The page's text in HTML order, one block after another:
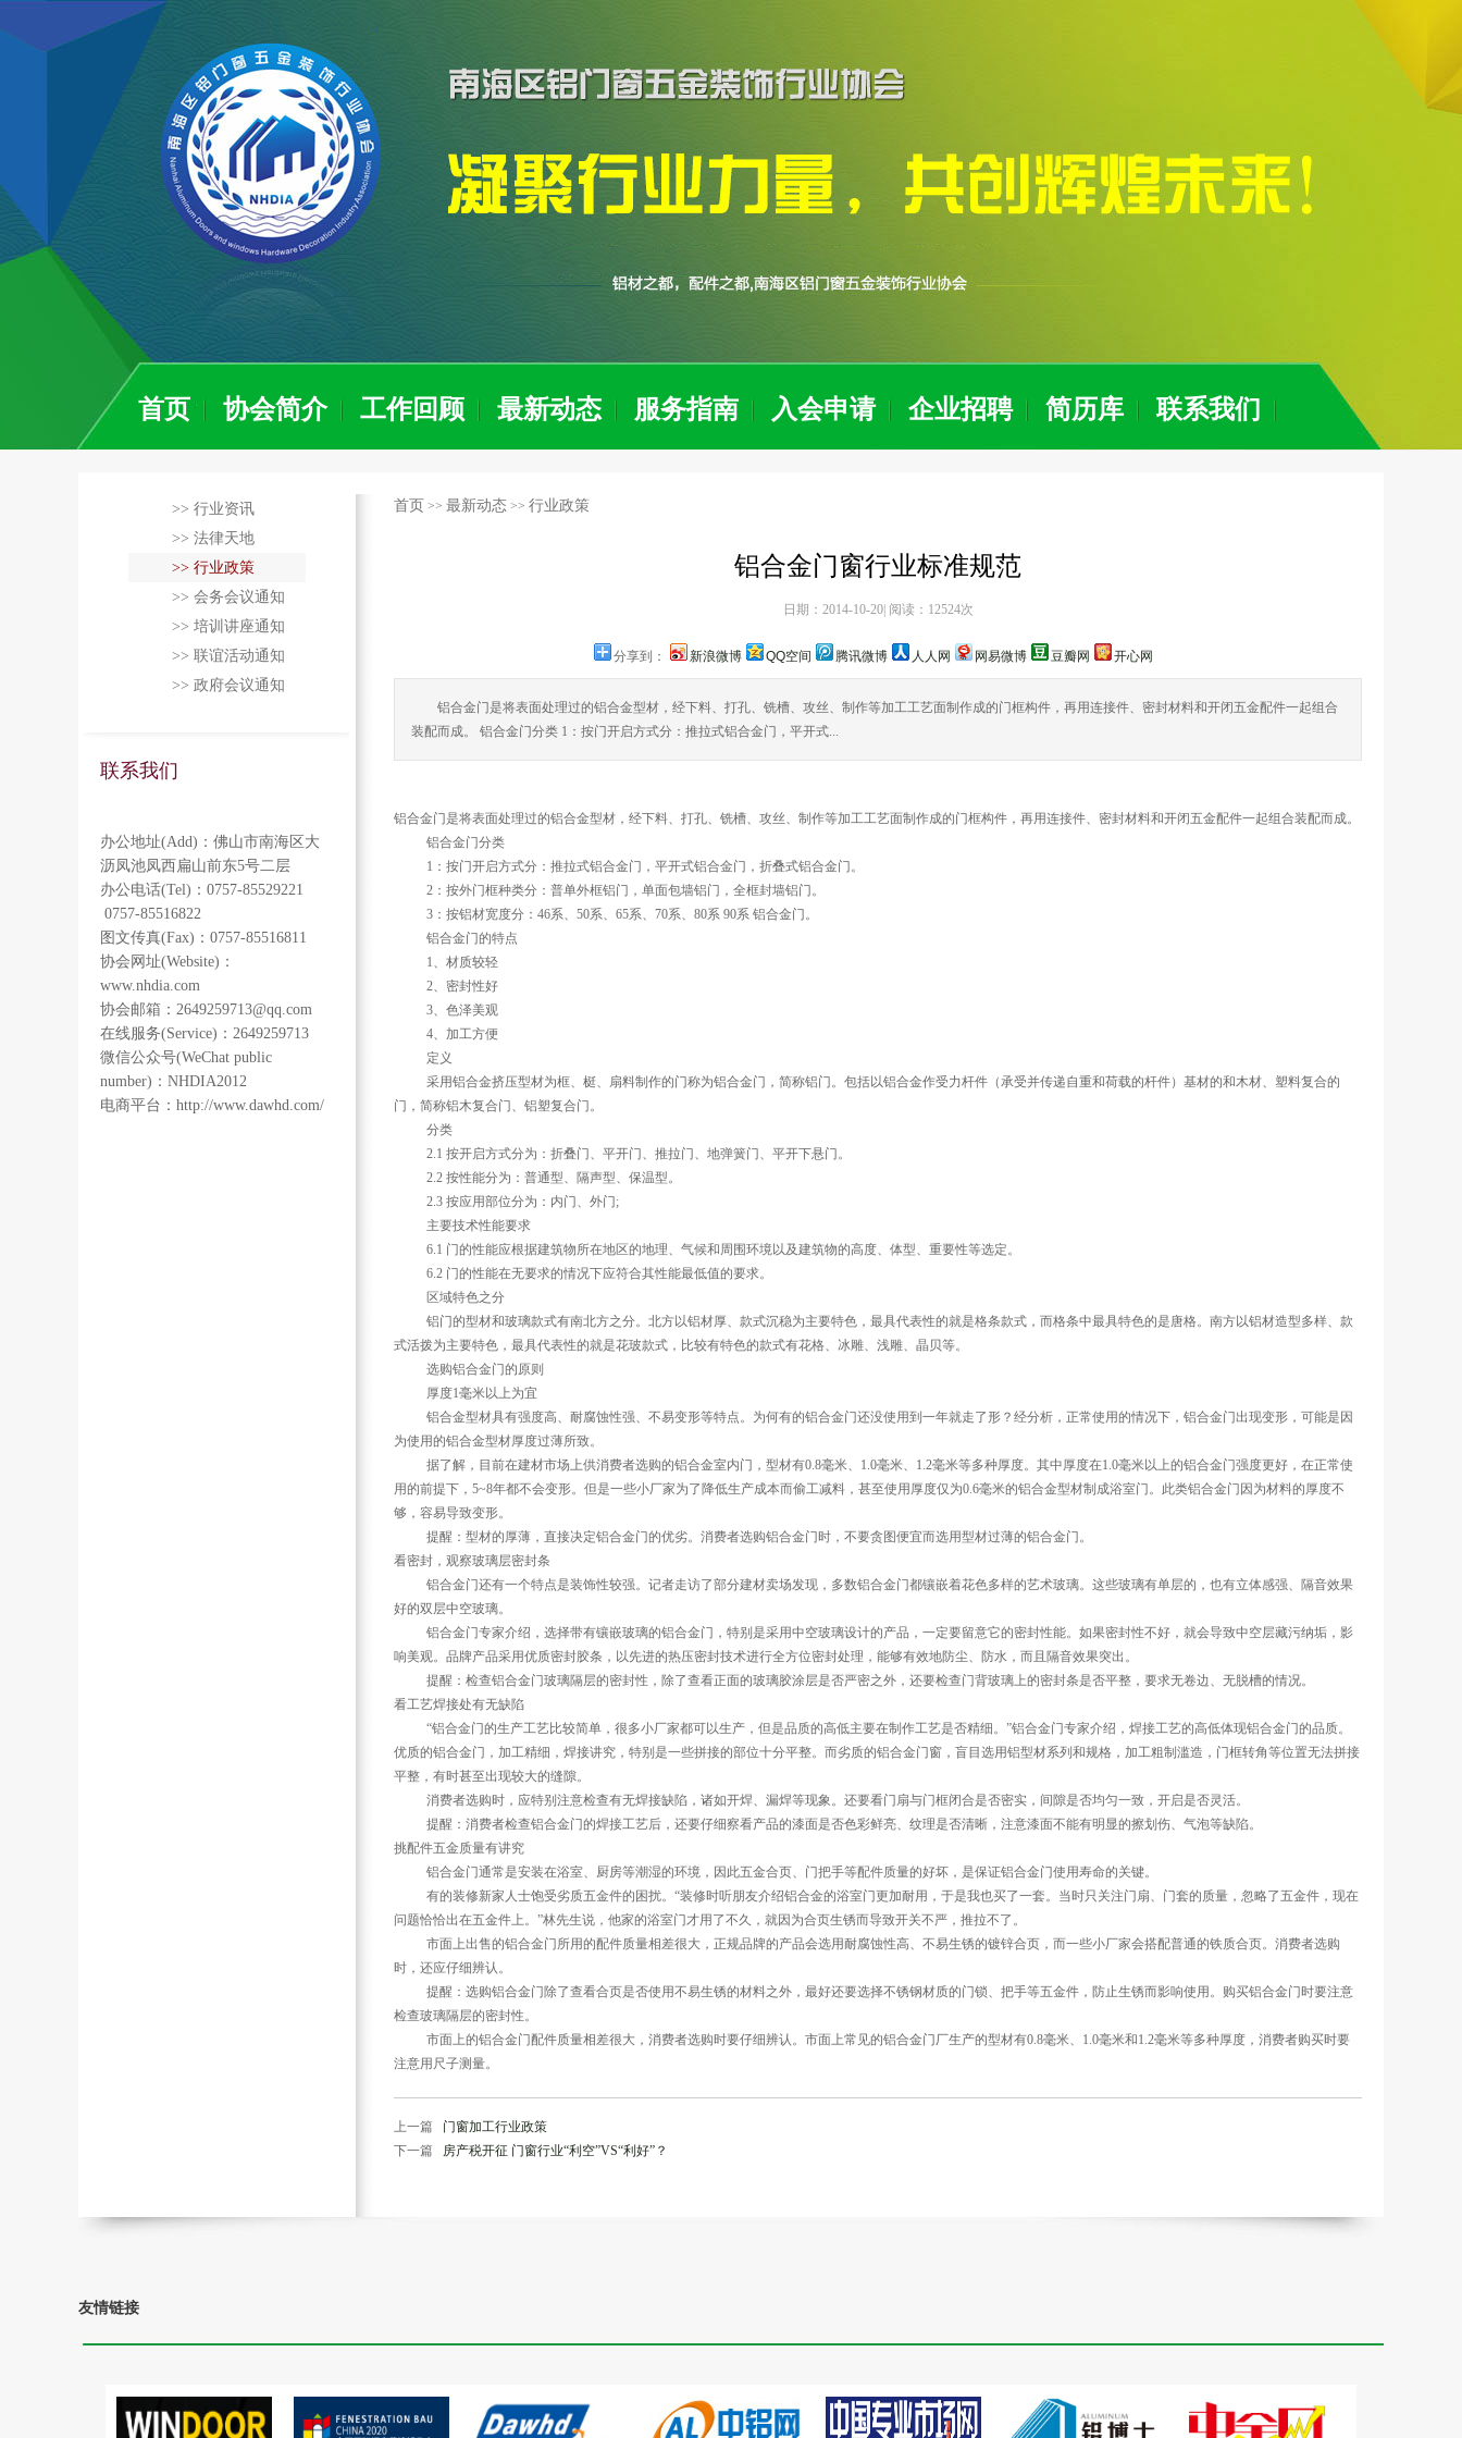
首页 协会简介 工作回顾 最新动态 服务指南 入会申请 企业招聘 简历库 联系我们
>> 行业资讯
>> 法律天地
>> 行业政策
>> 会务会议通知
>> 培训讲座通知
>> 联谊活动通知
>> 政府会议通知
联系我们
办公地址(Add)：佛山市南海区大
沥凤池凤西扁山前东5号二层
办公电话(Tel)：0757-85529221
0757-85516822
图文传真(Fax)：0757-85516811
协会网址(Website)：
www.nhdia.com
协会邮箱：2649259713@qq.com
在线服务(Service)：2649259713
微信公众号(WeChat public
number)：NHDIA2012
电商平台：http://www.dawhd.com/
首页 >> 最新动态 >> 行业政策
铝合金门窗行业标准规范
日期：2014-10-20| 阅读：12524次
分享到： 新浪微博 QQ空间 腾讯微博 人人网 网易微博 豆瓣网 开心网
铝合金门是将表面处理过的铝合金型材，经下料、打孔、铣槽、攻丝、制作等加工工艺面制作成的门框构件，再用连接件、密封材料和开闭五金配件一起组合
装配而成。 铝合金门分类 1：按门开启方式分：推拉式铝合金门，平开式...
铝合金门是将表面处理过的铝合金型材，经下料、打孔、铣槽、攻丝、制作等加工工艺面制作成的门框构件，再用连接件、密封材料和开闭五金配件一起组合装配而成。
铝合金门分类
1：按门开启方式分：推拉式铝合金门，平开式铝合金门，折叠式铝合金门。
2：按外门框种类分：普单外框铝门，单面包墙铝门，全框封墙铝门。
3：按铝材宽度分：46系、50系、65系、70系、80系 90系 铝合金门。
铝合金门的特点
1、材质较轻
2、密封性好
3、色泽美观
4、加工方便
定义
采用铝合金挤压型材为框、梃、扇料制作的门称为铝合金门，简称铝门。包括以铝合金作受力杆件（承受并传递自重和荷载的杆件）基材的和木材、塑料复合的
门，简称铝木复合门、铝塑复合门。
分类
2.1 按开启方式分为：折叠门、平开门、推拉门、地弹簧门、平开下悬门。
2.2 按性能分为：普通型、隔声型、保温型。
2.3 按应用部位分为：内门、外门;
主要技术性能要求
6.1 门的性能应根据建筑物所在地区的地理、气候和周围环境以及建筑物的高度、体型、重要性等选定。
6.2 门的性能在无要求的情况下应符合其性能最低值的要求。
区域特色之分
铝门的型材和玻璃款式有南北方之分。北方以铝材厚、款式沉稳为主要特色，最具代表性的就是格条款式，而格条中最具特色的是唐格。南方以铝材造型多样、款
式活拨为主要特色，最具代表性的就是花玻款式，比较有特色的款式有花格、冰雕、浅雕、晶贝等。
选购铝合金门的原则
厚度1毫米以上为宜
铝合金型材具有强度高、耐腐蚀性强、不易变形等特点。为何有的铝合金门还没使用到一年就走了形？经分析，正常使用的情况下，铝合金门出现变形，可能是因
为使用的铝合金型材厚度过薄所致。
据了解，目前在建材市场上供消费者选购的铝合金室内门，型材有0.8毫米、1.0毫米、1.2毫米等多种厚度。其中厚度在1.0毫米以上的铝合金门强度更好，在正常使
用的前提下，5~8年都不会变形。但是一些小厂家为了降低生产成本而偷工减料，甚至使用厚度仅为0.6毫米的铝合金型材制成浴室门。此类铝合金门因为材料的厚度不
够，容易导致变形。
提醒：型材的厚薄，直接决定铝合金门的优劣。消费者选购铝合金门时，不要贪图便宜而选用型材过薄的铝合金门。
看密封，观察玻璃层密封条
铝合金门还有一个特点是装饰性较强。记者走访了部分建材卖场发现，多数铝合金门都镶嵌着花色多样的艺术玻璃。这些玻璃有单层的，也有立体感强、隔音效果
好的双层中空玻璃。
铝合金门专家介绍，选择带有镶嵌玻璃的铝合金门，特别是采用中空玻璃设计的产品，一定要留意它的密封性能。如果密封性不好，就会导致中空层藏污纳垢，影
响美观。品牌产品采用优质密封胶条，以先进的热压密封技术进行全方位密封处理，能够有效地防尘、防水，而且隔音效果突出。
提醒：检查铝合金门玻璃隔层的密封性，除了查看正面的玻璃胶涂层是否严密之外，还要检查门背玻璃上的密封条是否平整，要求无卷边、无脱槽的情况。
看工艺焊接处有无缺陷
“铝合金门的生产工艺比较简单，很多小厂家都可以生产，但是品质的高低主要在制作工艺是否精细。”铝合金门专家介绍，焊接工艺的高低体现铝合金门的品质。
优质的铝合金门，加工精细，焊接讲究，特别是一些拼接的部位十分平整。而劣质的铝合金门窗，盲目选用铝型材系列和规格，加工粗制滥造，门框转角等位置无法拼接
平整，有时甚至出现较大的缝隙。
消费者选购时，应特别注意检查有无焊接缺陷，诸如开焊、漏焊等现象。还要看门扇与门框闭合是否密实，间隙是否均匀一致，开启是否灵活。
提醒：消费者检查铝合金门的焊接工艺后，还要仔细察看产品的漆面是否色彩鲜亮、纹理是否清晰，注意漆面不能有明显的擦划伤、气泡等缺陷。
挑配件五金质量有讲究
铝合金门通常是安装在浴室、厨房等潮湿的环境，因此五金合页、门把手等配件质量的好坏，是保证铝合金门使用寿命的关键。
有的装修新家人士饱受劣质五金件的困扰。“装修时听朋友介绍铝合金的浴室门更加耐用，于是我也买了一套。当时只关注门扇、门套的质量，忽略了五金件，现在
问题恰恰出在五金件上。”林先生说，他家的浴室门才用了不久，就因为合页生锈而导致开关不严，推拉不了。
市面上出售的铝合金门所用的配件质量相差很大，正规品牌的产品会选用耐腐蚀性高、不易生锈的镀锌合页，而一些小厂家会搭配普通的铁质合页。消费者选购
时，还应仔细辨认。
提醒：选购铝合金门除了查看合页是否使用不易生锈的材料之外，最好还要选择不锈钢材质的门锁、把手等五金件，防止生锈而影响使用。购买铝合金门时要注意
检查玻璃隔层的密封性。
市面上的铝合金门配件质量相差很大，消费者选购时要仔细辨认。市面上常见的铝合金门厂生产的型材有0.8毫米、1.0毫米和1.2毫米等多种厚度，消费者购买时要
注意用尺子测量。
上一篇
门窗加工行业政策
下一篇
房产税开征 门窗行业“利空”VS“利好”？
友情链接